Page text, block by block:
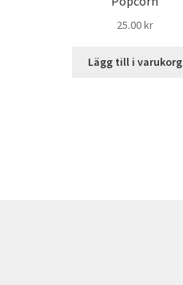
25.00kr
Lägg till i varukorg